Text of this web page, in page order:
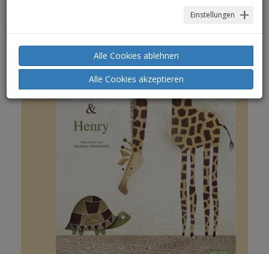
Einstellungen
Alle Cookies ablehnen
Alle Cookies akzeptieren